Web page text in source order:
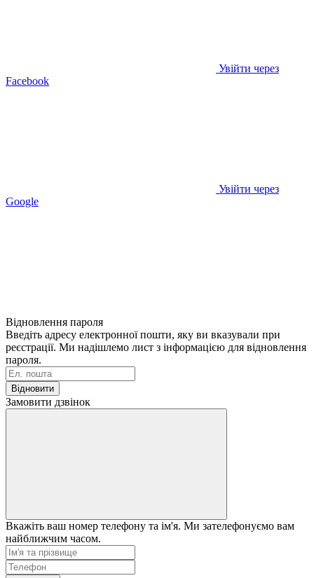
Увійти через
Facebook
Увійти через
Google
Відновлення пароля
Введіть адресу електронної пошти, яку ви вказували при
реєстрації. Ми надішлемо лист з інформацією для відновлення
пароля.
Відновити
Замовити дзвінок
Вкажіть ваш номер телефону та ім'я. Ми зателефонуємо вам
найближчим часом.